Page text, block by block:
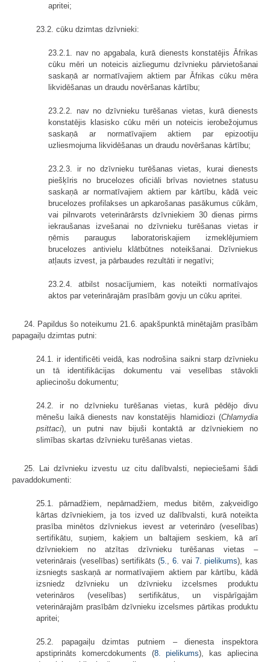
apritei;
23.2. cūku dzimtas dzīvnieki:
23.2.1. nav no apgabala, kurā dienests konstatējis Āfrikas
cūku mēri un noteicis aizliegumu dzīvnieku pārvietošanai
saskaņā ar normatīvajiem aktiem par Āfrikas cūku mēra
likvidēšanas un draudu novēršanas kārtību;
23.2.2. nav no dzīvnieku turēšanas vietas, kurā dienests
konstatējis klasisko cūku mēri un noteicis ierobežojumus
saskaņā ar normatīvajiem aktiem par epizootiju
uzliesmojuma likvidēšanas un draudu novēršanas kārtību;
23.2.3. ir no dzīvnieku turēšanas vietas, kurai dienests
piešķīris no brucelozes oficiāli brīvas novietnes statusu
saskaņā ar normatīvajiem aktiem par kārtību, kādā veic
brucelozes profilakses un apkarošanas pasākumus cūkām,
vai pilnvarots veterinārārsts dzīvniekiem 30 dienas pirms
iekraušanas izvešanai no dzīvnieku turēšanas vietas ir
ņēmis paraugus laboratoriskajiem izmeklējumiem
brucelozes antivielu klātbūtnes noteikšanai. Dzīvniekus
atļauts izvest, ja pārbaudes rezultāti ir negatīvi;
23.2.4. atbilst nosacījumiem, kas noteikti normatīvajos
aktos par veterinārajām prasībām govju un cūku apritei.
24. Papildus šo noteikumu 21.6. apakšpunktā minētajām prasībām
papagaiļu dzimtas putni:
24.1. ir identificēti veidā, kas nodrošina saikni starp dzīvnieku
un tā identifikācijas dokumentu vai veselības stāvokli
apliecinošu dokumentu;
24.2. ir no dzīvnieku turēšanas vietas, kurā pēdējo divu
mēnešu laikā dienests nav konstatējis hlamidiozi (Chlamydia
psittaci), un putni nav bijuši kontaktā ar dzīvniekiem no
slimības skartas dzīvnieku turēšanas vietas.
25. Lai dzīvnieku izvestu uz citu dalībvalsti, nepieciešami šādi
pavaddokumenti:
25.1. pārnadžiem, nepārnadžiem, medus bitēm, zaķveidīgo
kārtas dzīvniekiem, ja tos izved uz dalībvalsti, kurā noteikta
prasība minētos dzīvniekus ievest ar veterināro (veselības)
sertifikātu, suņiem, kaķiem un baltajiem seskiem, kā arī
dzīvniekiem no atzītas dzīvnieku turēšanas vietas –
veterinārais (veselības) sertifikāts (5. 6. vai 7. pielikums), kas
izsniegts saskaņā ar normatīvajiem aktiem par kārtību, kādā
izsniedz dzīvnieku un dzīvnieku izcelsmes produktu
veterināros (veselības) sertifikātus, un vispārīgajām
veterinārajām prasībām dzīvnieku izcelsmes pārtikas produktu
apritei;
25.2. papagaiļu dzimtas putniem – dienesta inspektora
apstiprināts komercdokuments (8. pielikums), kas apliecina